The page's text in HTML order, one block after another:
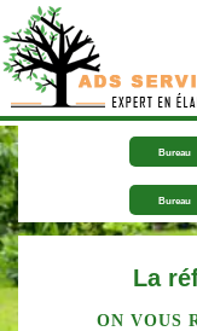
Bureau
Bureau
La
ON VOUS